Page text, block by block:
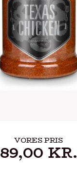
VORES PRIS
89,00 KR.